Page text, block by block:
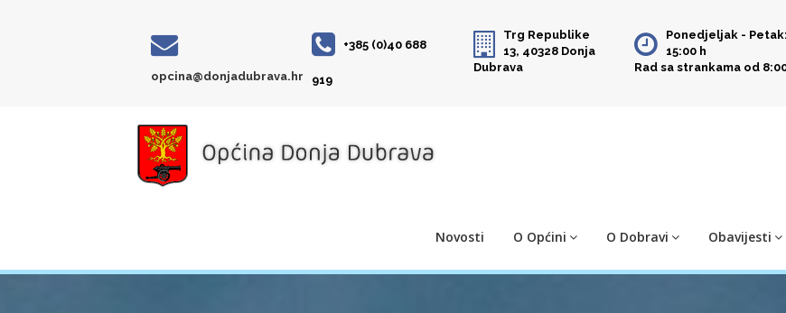
opcina@donjadubrava.hr
+385 (0)40 688
919
Trg Republike
13, 40328 Donja
Dubrava
Ponedjeljak -
15:00 h
Rad sa strankama od
Novosti O Općini O Dobravi Obavijesti